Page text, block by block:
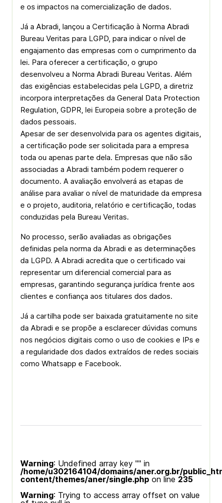
e os impactos na comercialização de dados.
Já a Abradi, lançou a Certificação à Norma Abradi
Bureau Veritas para LGPD, para indicar o nível de
engajamento das empresas com o cumprimento da
lei. Para oferecer a certificação, o grupo
desenvolveu a Norma Abradi Bureau Veritas. Além
das exigências estabelecidas pela LGPD, a diretriz
incorpora interpretações da General Data Protection
Regulation, GDPR, lei Europeia sobre a proteção de
dados pessoais.
Apesar de ser desenvolvida para os agentes digitais,
a certificação pode ser solicitada para a empresa
toda ou apenas parte dela. Empresas que não são
associadas a Abradi também podem requerer o
documento. A avaliação envolverá as etapas de
análise para avaliar o nível de maturidade da empresa
e o projeto, auditoria, relatório e certificação, todas
conduzidas pela Bureau Veritas.
No processo, serão avaliadas as obrigações
definidas pela norma da Abradi e as determinações
da LGPD. A Abradi acredita que o certificado vai
representar um diferencial comercial para as
empresas, garantindo segurança jurídica frente aos
clientes e confiança aos titulares dos dados.
Já a cartilha pode ser baixada gratuitamente no site
da Abradi e se propõe a esclarecer dúvidas comuns
nos negócios digitais como o uso de cookies e IPs e
a regularidade dos dados extraídos de redes sociais
como Whatsapp e Facebook.
Warning: Undefined array key "" in
/home/u302164104/domains/aner.org.br/
content/themes/aner/single.php on line 235
Warning: Trying to access array offset on value